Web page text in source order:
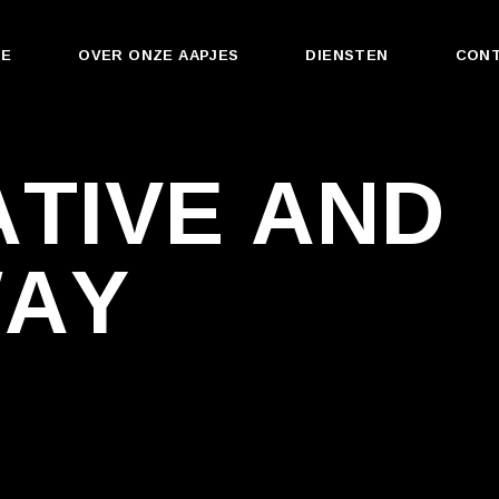
OVER ONZE AAPJES DIENSTEN
Drukwerk
Binnenreclame
Stickers
Kleding & Bedrukking
TIVE AND
AY